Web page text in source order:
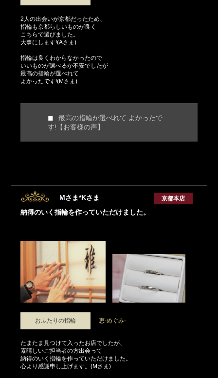
2人の出会いが京都だったため、
指輪も京都らしいものが良く
こちらで選びました。
大事にします!(Aさま)
指輪は良くわからなかったので
いいものが選べるか不安でしたが
最高の指輪が選べれて
よかったです!(Mさま)
最高の指輪が選べれて よかったで
す!【お客様の声】
Mさま*Kさま
納得のいく指輪を作っていただけました。
京都本店
おふたりの指輪 恵-めぐみ-
たまたま見つけて入ったお店でしたが、
素晴しいご担当者の方出会って
納得のいく指輪を作っていただけました。
心より感謝申し上げます。(Mさま)